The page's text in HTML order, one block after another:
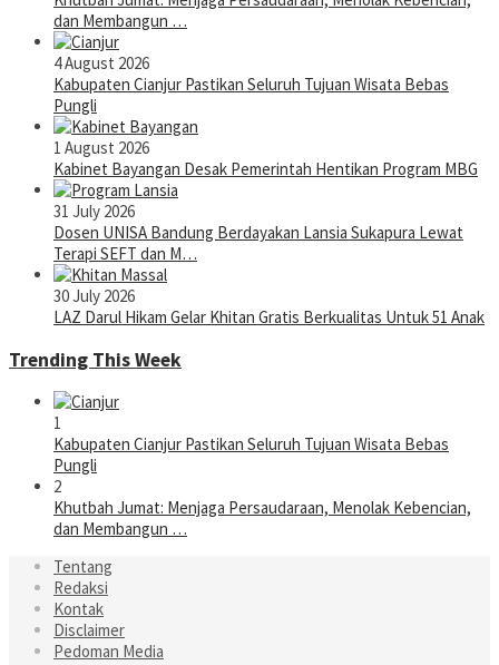
dan Membangun …
4 August 2026
Kabupaten Cianjur Pastikan Seluruh Tujuan Wisata Bebas
Pungli
1 August 2026
Kabinet Bayangan Desak Pemerintah Hentikan Program MBG
31 July 2026
Dosen UNISA Bandung Berdayakan Lansia Sukapura Lewat
Terapi SEFT dan M…
30 July 2026
LAZ Darul Hikam Gelar Khitan Gratis Berkualitas Untuk 51 Anak
Trending This Week
1
Kabupaten Cianjur Pastikan Seluruh Tujuan Wisata Bebas
Pungli
2
Khutbah Jumat: Menjaga Persaudaraan, Menolak Kebencian,
dan Membangun …
Tentang
Redaksi
Kontak
Disclaimer
Pedoman Media